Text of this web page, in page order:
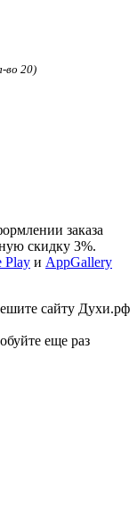
во 20)
заказа
скидку 3%.
Play и AppGallery
сайту Духи.рф
еще раз